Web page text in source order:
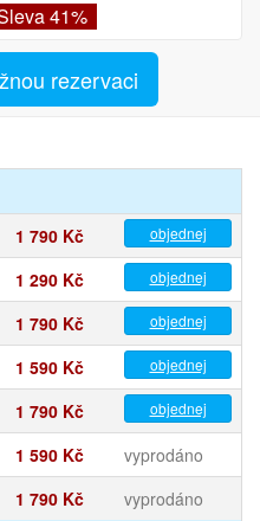
41%
rezervaci
1 790 Kč objednej
1 290 Kč objednej
1 790 Kč objednej
1 590 Kč objednej
1 790 Kč objednej
1 590 Kč
vyprodáno
1 790 Kč
vyprodáno